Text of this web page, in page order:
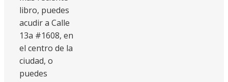
libro, puedes
acudir a Calle
13a #1608, en
el centro de la
ciudad, o
puedes